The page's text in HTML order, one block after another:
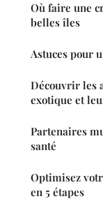
Où faire une
belles îles
Astuces pour
Découvrir les
exotique et
Partenaires
santé
Optimisez
en 5 étapes